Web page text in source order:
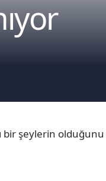
bir şeylerin